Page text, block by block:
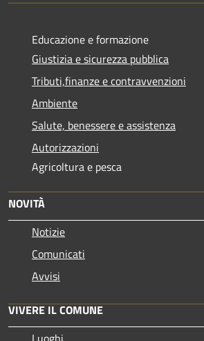
Educazione e formazione
Giustizia e sicurezza pubblica
Tributi,finanze e contravvenzioni
Ambiente
Salute, benessere e assistenza
Autorizzazioni
Agricoltura e pesca
NOVITÀ
Notizie
Comunicati
Avvisi
VIVERE IL COMUNE